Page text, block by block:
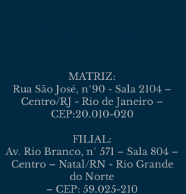
MATRIZ:
Rua São José, n°90 - Sala 2104 –
Centro/RJ - Rio de Janeiro –
CEP:20.010-020
FILIAL:
Av. Rio Branco, n° 571 – Sala 804 –
Centro – Natal/RN - Rio Grande
do Norte
– CEP: 59.025-210